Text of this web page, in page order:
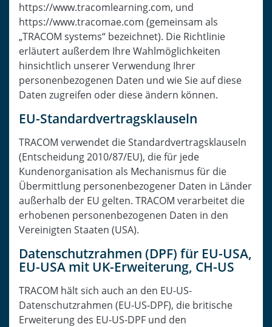
https://www.tracomlearning.com, und
https://www.tracomae.com (gemeinsam als
„TRACOM systems“ bezeichnet). Die Richtlinie
erläutert außerdem Ihre Wahlmöglichkeiten
hinsichtlich unserer Verwendung Ihrer
personenbezogenen Daten und wie Sie auf diese
Daten zugreifen oder diese ändern können.
EU-Standardvertragsklauseln
TRACOM verwendet die Standardvertragsklauseln
(Entscheidung 2010/87/EU), die für jede
Kundenorganisation als Mechanismus für die
Übermittlung personenbezogener Daten in Länder
außerhalb der EU gelten. TRACOM verarbeitet die
erhobenen personenbezogenen Daten in den
Vereinigten Staaten (USA).
Datenschutzrahmen (DPF) für EU-USA,
EU-USA mit UK-Erweiterung, CH-US
TRACOM hält sich auch an den EU-US-
Datenschutzrahmen (EU-US-DPF), die britische
Erweiterung des EU-US-DPF und den